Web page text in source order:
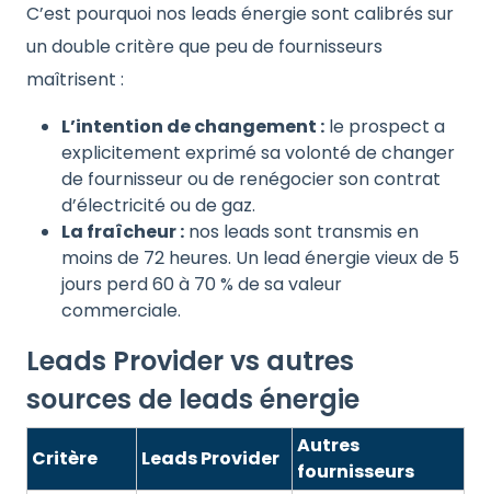
C’est pourquoi nos leads énergie sont calibrés sur
un double critère que peu de fournisseurs
maîtrisent :
L’intention de changement : le prospect a
explicitement exprimé sa volonté de changer
de fournisseur ou de renégocier son contrat
d’électricité ou de gaz.
La fraîcheur : nos leads sont transmis en
moins de 72 heures. Un lead énergie vieux de 5
jours perd 60 à 70 % de sa valeur
commerciale.
Leads Provider vs autres
sources de leads énergie
Critère Leads Provider
Autres
fournisseurs